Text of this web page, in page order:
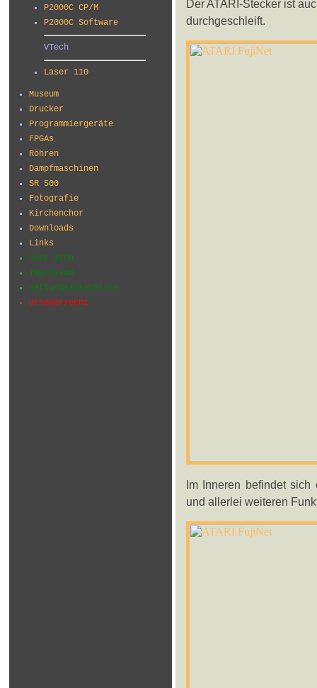
P2000C CP/M
P2000C Software
VTech
Laser 110
Museum
Drucker
Programmiergeräte
FPGAs
Röhren
Dampfmaschinen
SR 500
Fotografie
Kirchenchor
Downloads
Links
Über mich
Impressum
Haftungsausschluss
Urheberrecht
Der ATARI-Stecker ist
durchgeschleift.
Im Inneren befindet sich
und allerlei weiteren